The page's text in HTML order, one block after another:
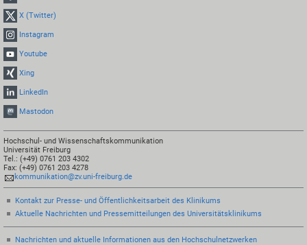
X (Twitter)
Instagram
Youtube
Xing
LinkedIn
Mastodon
Hochschul- und Wissenschaftskommunikation
Universität Freiburg
Tel.: (+49) 0761 203 4302
Fax: (+49) 0761 203 4278
kommunikation@zv.uni-freiburg.de
Kontakt zur Presse- und Öffentlichkeitsarbeit des Klinikums
Aktuelle Nachrichten und Pressemitteilungen des Universitätsklinikums
Nachrichten und aktuelle Informationen aus den Hochschulnetzwerken